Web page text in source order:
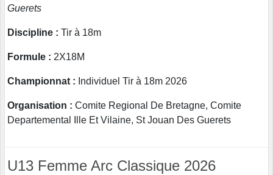
Guerets
Discipline : Tir à 18m
Formule : 2X18M
Championnat : Individuel Tir à 18m 2026
Organisation : Comite Regional De Bretagne, Comite
Departemental Ille Et Vilaine, St Jouan Des Guerets
U13 Femme Arc Classique 2026